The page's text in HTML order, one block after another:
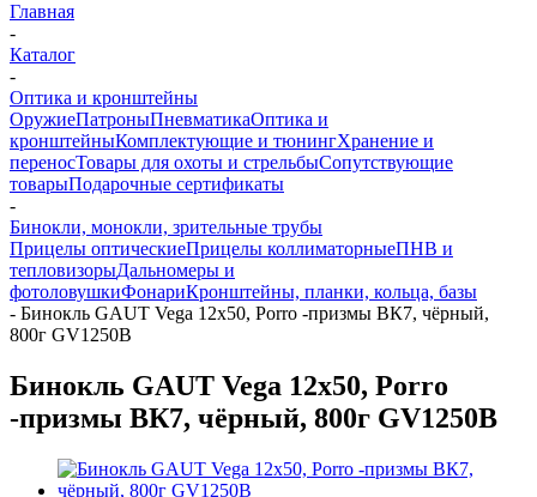
Главная
-
Каталог
-
Оптика и кронштейны
ОружиеПатроныПневматикаОптика и
кронштейныКомплектующие и тюнингХранение и
переносТовары для охоты и стрельбыСопутствующие
товарыПодарочные сертификаты
-
Бинокли, монокли, зрительные трубы
Прицелы оптическиеПрицелы коллиматорныеПНВ и
тепловизорыДальномеры и
фотоловушкиФонариКронштейны, планки, кольца, базы
- Бинокль GAUT Vega 12x50, Porro -призмы ВК7, чёрный,
800г GV1250B
Бинокль GAUT Vega 12x50, Porro
-призмы ВК7, чёрный, 800г GV1250B